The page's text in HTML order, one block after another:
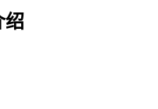
绍